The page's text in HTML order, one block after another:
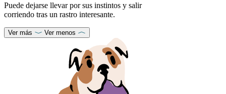
Puede dejarse llevar por sus instintos y salir
corriendo tras un rastro interesante.
Ver más Ver menos